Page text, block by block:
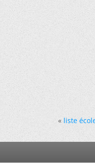
« liste